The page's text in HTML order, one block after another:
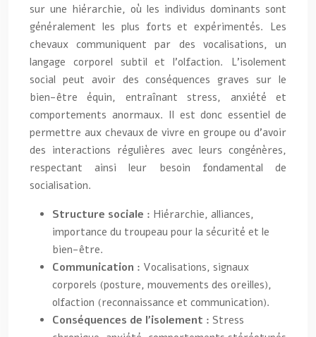
sur une hiérarchie, où les individus dominants sont
généralement les plus forts et expérimentés. Les
chevaux communiquent par des vocalisations, un
langage corporel subtil et l’olfaction. L’isolement
social peut avoir des conséquences graves sur le
bien-être équin, entraînant stress, anxiété et
comportements anormaux. Il est donc essentiel de
permettre aux chevaux de vivre en groupe ou d’avoir
des interactions régulières avec leurs congénères,
respectant ainsi leur besoin fondamental de
socialisation.
Structure sociale : Hiérarchie, alliances,
importance du troupeau pour la sécurité et le
bien-être.
Communication : Vocalisations, signaux
corporels (posture, mouvements des oreilles),
olfaction (reconnaissance et communication).
Conséquences de l’isolement : Stress